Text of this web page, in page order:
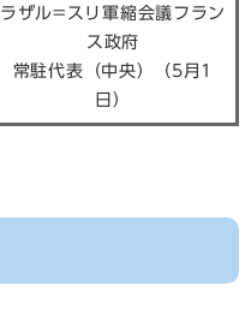
ラザル=スリ軍縮会議フラン
ス政府
常駐代表（中央）（5月1
日）